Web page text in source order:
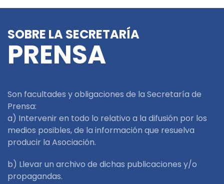
SOBRE LA SECRETARÍA
PRENSA
Son facultades y obligaciones de la Secretaría de
Prensa:
a) Intervenir en todo lo relativo a la difusión por los
medios posibles, de la información que resuelva
producir la Asociación.
b) Llevar un archivo de dichas publicaciones y/o
propagandas.